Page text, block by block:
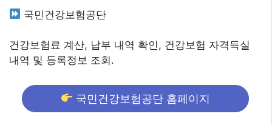
국민건강보험공단
건강보험료 계산, 납부 내역 확인, 건강보험 자격득실
내역 및 등록정보 조회.
국민건강보험공단 홈페이지